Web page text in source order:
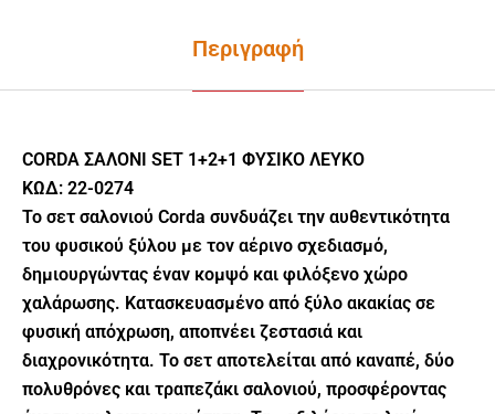
Περιγραφή
CORDA ΣΑΛΟΝΙ SET 1+2+1 ΦΥΣΙΚΟ ΛΕΥΚΟ
ΚΩΔ: 22-0274
Το σετ σαλονιού Corda συνδυάζει την αυθεντικότητα
του φυσικού ξύλου με τον αέρινο σχεδιασμό,
δημιουργώντας έναν κομψό και φιλόξενο χώρο
χαλάρωσης. Κατασκευασμένο από ξύλο ακακίας σε
φυσική απόχρωση, αποπνέει ζεστασιά και
διαχρονικότητα. Το σετ αποτελείται από καναπέ, δύο
πολυθρόνες και τραπεζάκι σαλονιού, προσφέροντας